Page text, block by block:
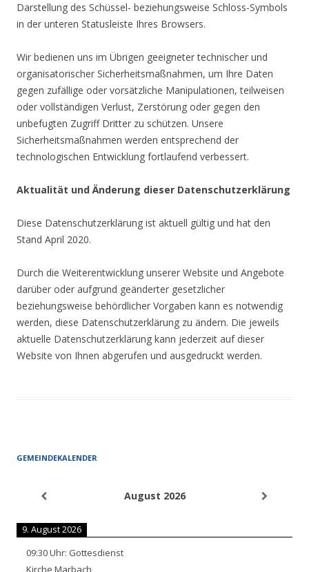
Darstellung des Schüssel- beziehungsweise Schloss-Symbols
in der unteren Statusleiste Ihres Browsers.
Wir bedienen uns im Übrigen geeigneter technischer und
organisatorischer Sicherheitsmaßnahmen, um Ihre Daten
gegen zufällige oder vorsätzliche Manipulationen, teilweisen
oder vollständigen Verlust, Zerstörung oder gegen den
unbefugten Zugriff Dritter zu schützen. Unsere
Sicherheitsmaßnahmen werden entsprechend der
technologischen Entwicklung fortlaufend verbessert.
Aktualität und Änderung dieser Datenschutzerklärung
Diese Datenschutzerklärung ist aktuell gültig und hat den
Stand April 2020.
Durch die Weiterentwicklung unserer Website und Angebote
darüber oder aufgrund geänderter gesetzlicher
beziehungsweise behördlicher Vorgaben kann es notwendig
werden, diese Datenschutzerklärung zu ändern. Die jeweils
aktuelle Datenschutzerklärung kann jederzeit auf dieser
Website von Ihnen abgerufen und ausgedruckt werden.
GEMEINDEKALENDER
August 2026
9. August 2026
09:30Uhr: Gottesdienst
Kirche Marbach